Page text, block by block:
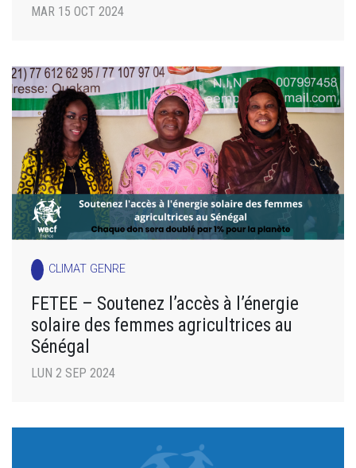
MAR 15 OCT 2024
CLIMAT GENRE
FETEE – Soutenez l’accès à l’énergie
solaire des femmes agricultrices au
Sénégal
LUN 2 SEP 2024